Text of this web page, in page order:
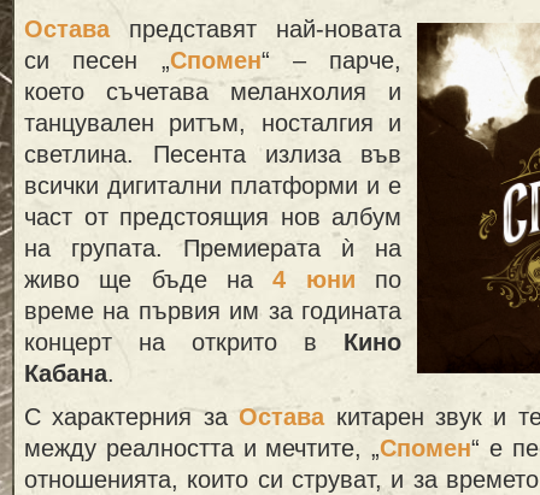
Оставапредставят най-новата
си песен „Спомен“ – парче,
което съчетава меланхолия и
танцувален ритъм, носталгия и
светлина. Песента излиза във
всички дигитални платформи и е
част от предстоящия нов албум
на групата. Премиерата ѝ на
живо ще бъде на4 юни по
време на първия им за годината
концерт на открито в Кино
Кабана.
С характерния заОставакитарен звук и
между реалността и мечтите, „Спомен“ е
отношенията, които си струват, и за